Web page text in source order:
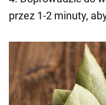
przez 1-2 minuty,